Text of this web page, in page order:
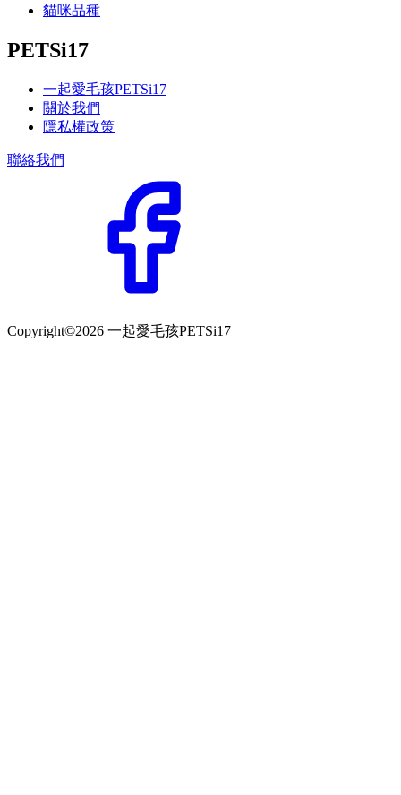
貓咪品種
PETSi17
一起愛毛孩PETSi17
關於我們
隱私權政策
聯絡我們
Copyright©2026 一起愛毛孩PETSi17